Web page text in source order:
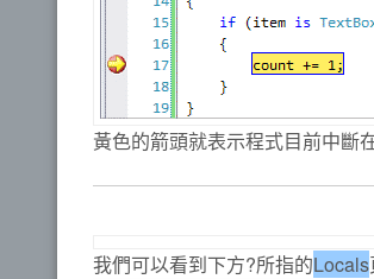
黃色的箭頭就表示程式目前中斷
我們可以看到下方?所指的Locals